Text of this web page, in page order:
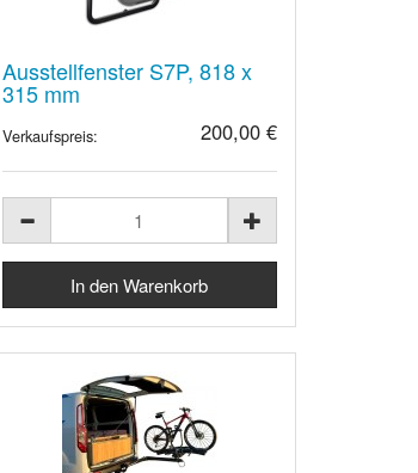
Ausstellfenster S7P, 818 x
315 mm
Verkaufspreis: 200,00 €